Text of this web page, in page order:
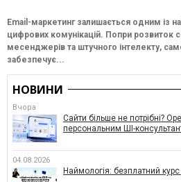
Email-маркетинг залишається одним із
цифрових комунікацій. Попри розвиток
месенджерів та штучного інтелекту,
забезпечує...
НОВИНИ
Вчора
Сайти більше не потрібні?
персональним ШІ-
04.08.2026
Наймологія: безплатний